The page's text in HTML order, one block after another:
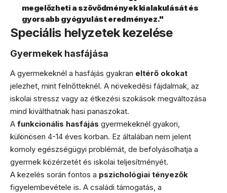
megelőzheti a szövődmények kialakulását és
gyorsabb gyógyulást eredményez."
Speciális helyzetek kezelése
Gyermekek hasfájása
A gyermekeknél a hasfájás gyakran eltérő okokat
jelezhet, mint felnőtteknél. A növekedési fájdalmak, az
iskolai stressz vagy az étkezési szokások megváltozása
mind kiválthatnak hasi panaszokat.
A funkcionális hasfájás gyermekeknél gyakori,
különösen 4-14 éves korban. Ez általában nem jelent
komoly egészségügyi problémát, de befolyásolhatja a
gyermek közérzetét és iskolai teljesítményét.
A kezelés során fontos a pszichológiai tényezők
figyelembevétele is. A családi támogatás, a